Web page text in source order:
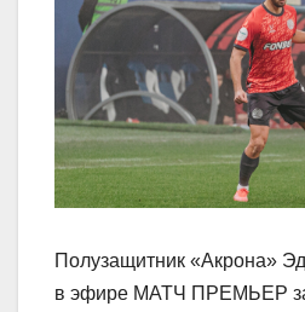
Полузащитник «Акрона»
в эфире МАТЧ ПРЕМЬЕР